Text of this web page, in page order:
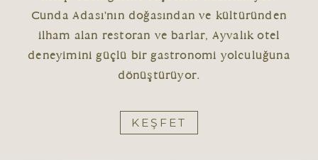
Cunda Adası'nın doğasından ve kültüründen
ilham alan restoran ve barlar, Ayvalık otel
deneyimini güçlü bir gastronomi yolculuğuna
dönüştürüyor.
KEŞFET